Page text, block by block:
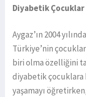
Diyabetik Çocuklar
Aygaz’ın 2004
Türkiye’nin
biri olma özelliğini
diyabetik
yaşamayı